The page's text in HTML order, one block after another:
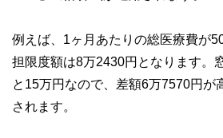
例えば、1ヶ月あたりの総医療費が
担限度額は8万2430円となります。
と15万円なので、差額6万7570円が
されます。